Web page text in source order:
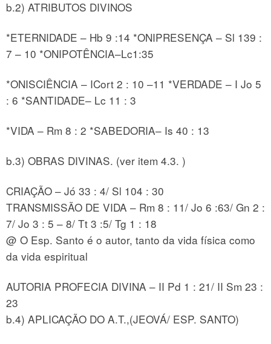
b.2) ATRIBUTOS DIVINOS
*ETERNIDADE – Hb 9 :14 *ONIPRESENÇA – Sl 139 :
7 – 10 *ONIPOTÊNCIA–Lc1:35
*ONISCIÊNCIA – ICort 2 : 10 –11 *VERDADE – I Jo 5
: 6 *SANTIDADE– Lc 11 : 3
*VIDA – Rm 8 : 2 *SABEDORIA– Is 40 : 13
b.3) OBRAS DIVINAS. (ver item 4.3. )
CRIAÇÃO – Jó 33 : 4/ Sl 104 : 30
TRANSMISSÃO DE VIDA – Rm 8 : 11/ Jo 6 :63/ Gn 2 :
7/ Jo 3 : 5 – 8/ Tt 3 :5/ Tg 1 : 18
@ O Esp. Santo é o autor, tanto da vida física como
da vida espiritual
AUTORIA PROFECIA DIVINA – II Pd 1 : 21/ II Sm 23 :
23
b.4) APLICAÇÃO DO A.T.,(JEOVÁ/ ESP. SANTO)